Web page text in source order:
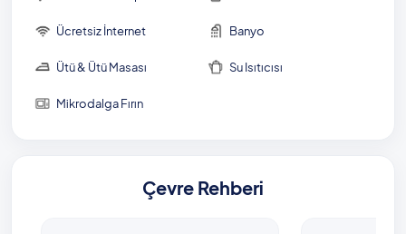
Ücretsiz İnternet Banyo
Ütü & Ütü Masası Su Isıtıcısı
Mikrodalga Fırın
Çevre Rehberi